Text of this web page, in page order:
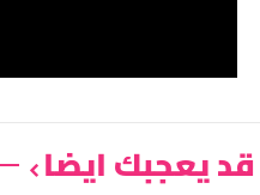
قد يعجبك ايضا